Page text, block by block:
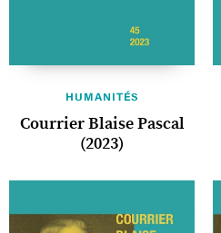
HUMANITÉS
Courrier Blaise Pascal
(2023)